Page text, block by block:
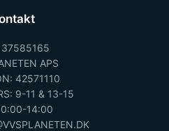
37585165
APS
42571110
9-11 & 13-15
14:00